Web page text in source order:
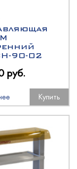
90-02
руб.
Купить